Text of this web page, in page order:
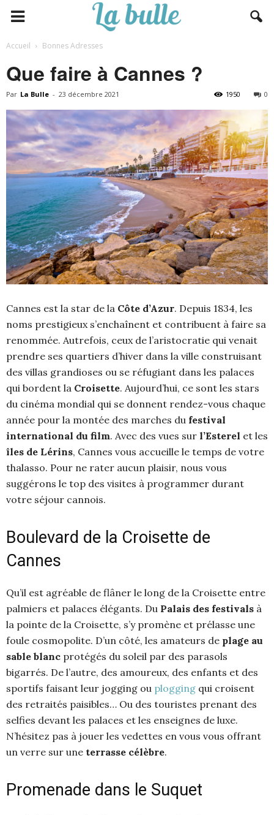
Accueil Bonnes Adresses
Que faire à Cannes ?
Par La Bulle - 23 décembre 2021 0
1950
Cannes est la star de la Côte d’Azur. Depuis 1834, les
noms prestigieux s’enchaînent et contribuent à faire sa
renommée. Autrefois, ceux de l’aristocratie qui venait
prendre ses quartiers d’hiver dans la ville construisant
des villas grandioses ou se réfugiant dans les palaces
qui bordent la Croisette. Aujourd’hui, ce sont les stars
du cinéma mondial qui se donnent rendez-vous chaque
année pour la montée des marches du festival
international du film. Avec des vues sur l’Esterel et les
îles de Lérins, Cannes vous accueille le temps de votre
thalasso. Pour ne rater aucun plaisir, nous vous
suggérons le top des visites à programmer durant
votre séjour cannois.
Boulevard de la Croisette de
Cannes
Qu’il est agréable de flâner le long de la Croisette entre
palmiers et palaces élégants. Du Palais des festivals à
la pointe de la Croisette, s’y promène et prélasse une
foule cosmopolite. D’un côté, les amateurs de plage au
sable blanc protégés du soleil par des parasols
bigarrés. De l’autre, des amoureux, des enfants et des
sportifs faisant leur jogging ou plogging qui croisent
des retraités paisibles… Ou des touristes prenant des
selfies devant les palaces et les enseignes de luxe.
N’hésitez pas à jouer les vedettes en vous vous offrant
un verre sur une terrasse célèbre.
Promenade dans le Suquet